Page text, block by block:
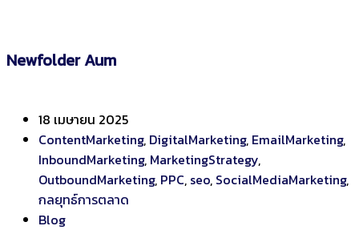
Newfolder Aum
18 เมษายน 2025
ContentMarketing, DigitalMarketing, EmailMarketing,
InboundMarketing, MarketingStrategy,
OutboundMarketing, PPC, seo, SocialMediaMarketing,
กลยุทธ์การตลาด
Blog